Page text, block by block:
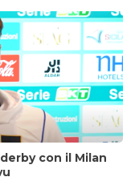
con il Milan